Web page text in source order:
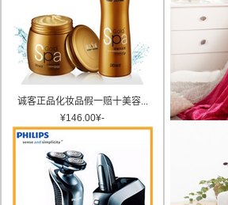
诚客正品化妆品假一赔十美容...
¥146.00¥-